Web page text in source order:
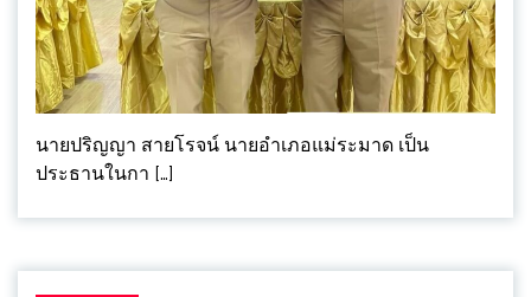
นายปริญญา สายโรจน์ นายอำเภอแม่ระมาด เป็น
ประธานในกา […]